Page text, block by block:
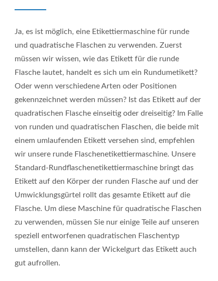
Ja, es ist möglich, eine Etikettiermaschine für runde
und quadratische Flaschen zu verwenden. Zuerst
müssen wir wissen, wie das Etikett für die runde
Flasche lautet, handelt es sich um ein Rundumetikett?
Oder wenn verschiedene Arten oder Positionen
gekennzeichnet werden müssen? Ist das Etikett auf der
quadratischen Flasche einseitig oder dreiseitig? Im Falle
von runden und quadratischen Flaschen, die beide mit
einem umlaufenden Etikett versehen sind, empfehlen
wir unsere runde Flaschenetikettiermaschine. Unsere
Standard-Rundflaschenetikettiermaschine bringt das
Etikett auf den Körper der runden Flasche auf und der
Umwicklungsgürtel rollt das gesamte Etikett auf die
Flasche. Um diese Maschine für quadratische Flaschen
zu verwenden, müssen Sie nur einige Teile auf unseren
speziell entworfenen quadratischen Flaschentyp
umstellen, dann kann der Wickelgurt das Etikett auch
gut aufrollen.